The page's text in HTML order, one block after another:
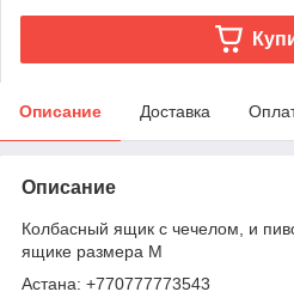
Описание Доставка
Описание
Колбасный ящик с чечелом, и
ящике размера М
Астана: +770777773543